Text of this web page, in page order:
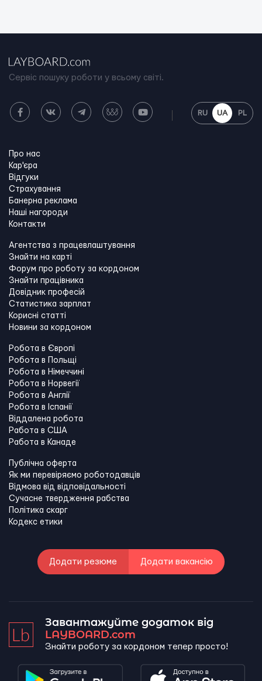
Сервіс пошуку роботи у всьому світі.
RU UA PL
Про нас
Кар'єра
Відгуки
Страхування
Банерна реклама
Наші нагороди
Контакти
Агентства з працевлаштування
Знайти на карті
Форум про роботу за кордоном
Знайти працівника
Довідник професій
Статистика зарплат
Корисні статті
Новини за кордоном
Робота в Європі
Робота в Польщі
Робота в Німеччині
Робота в Норвегії
Робота в Англії
Робота в Іспанії
Віддалена робота
Работа в США
Работа в Канадe
Публічна оферта
Як ми перевіряємо роботодавців
Відмова від відповідальності
Сучасне твердження рабства
Політика скарг
Кодекс етики
Додати резюме Додати вакансію
Завантажуйте додаток від
LAYBOARD.com
Знайти роботу за кордоном тепер просто!